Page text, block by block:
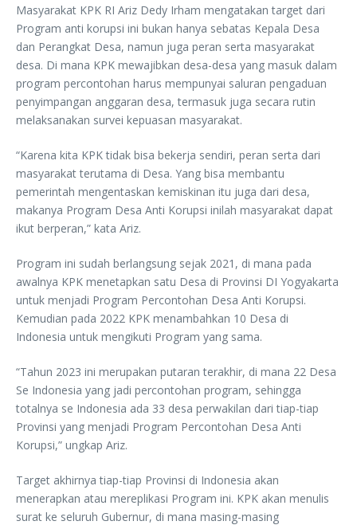
Masyarakat KPK RI Ariz Dedy Irham mengatakan target dari
Program anti korupsi ini bukan hanya sebatas Kepala Desa
dan Perangkat Desa, namun juga peran serta masyarakat
desa. Di mana KPK mewajibkan desa-desa yang masuk dalam
program percontohan harus mempunyai saluran pengaduan
penyimpangan anggaran desa, termasuk juga secara rutin
melaksanakan survei kepuasan masyarakat.
“Karena kita KPK tidak bisa bekerja sendiri, peran serta dari
masyarakat terutama di Desa. Yang bisa membantu
pemerintah mengentaskan kemiskinan itu juga dari desa,
makanya Program Desa Anti Korupsi inilah masyarakat dapat
ikut berperan,” kata Ariz.
Program ini sudah berlangsung sejak 2021, di mana pada
awalnya KPK menetapkan satu Desa di Provinsi DI Yogyakarta
untuk menjadi Program Percontohan Desa Anti Korupsi.
Kemudian pada 2022 KPK menambahkan 10 Desa di
Indonesia untuk mengikuti Program yang sama.
“Tahun 2023 ini merupakan putaran terakhir, di mana 22 Desa
Se Indonesia yang jadi percontohan program, sehingga
totalnya se Indonesia ada 33 desa perwakilan dari tiap-tiap
Provinsi yang menjadi Program Percontohan Desa Anti
Korupsi,” ungkap Ariz.
Target akhirnya tiap-tiap Provinsi di Indonesia akan
menerapkan atau mereplikasi Program ini. KPK akan menulis
surat ke seluruh Gubernur, di mana masing-masing